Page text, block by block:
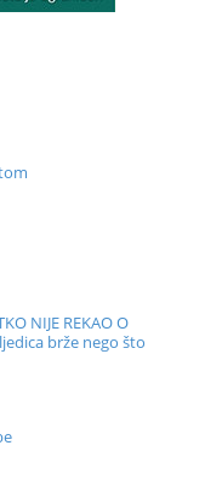
NIJE REKAO O
brže nego što